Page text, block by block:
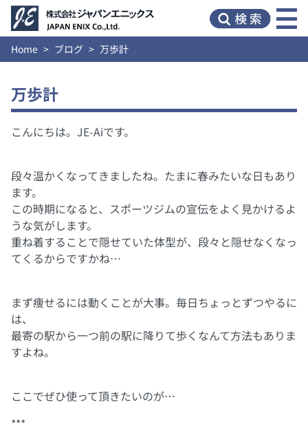
Home ブログ 万歩計
万歩計
こんにちは。JE-Aiです。
段々温かくなってきましたね。たまに春みたいな日もあり
ます。
この時期になると、スポーツジムの宣伝をよく見かけるよ
うな気がします。
重ね着することで隠せていた体型が、段々と隠せなくなっ
てくるからですかね…
まず痩せるには動くことが大事。毎日ちょっとずつやるに
は、
最寄の駅から一つ前の駅に降りて歩くなんて方法もありま
すよね。
ここでぜひ使って頂きたいのが…
***